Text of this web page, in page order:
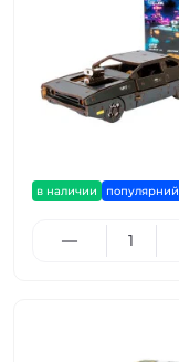
в наличии популярний